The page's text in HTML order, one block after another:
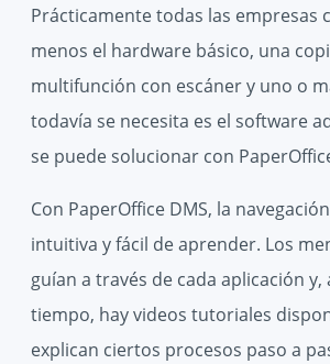
Prácticamente todas las empresas
menos el hardware básico, una
multifunción con escáner y uno o
todavía se necesita es el software
se puede solucionar con
Con PaperOffice DMS, la
intuitiva y fácil de aprender. Los
guían a través de cada aplicación y,
tiempo, hay videos tutoriales
explican ciertos procesos paso a